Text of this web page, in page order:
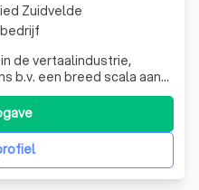
de vertaalindustrie,
b.v. een breed scala aan
is om jouw
taal die je nodig hebt.
groot project in 26
Zuidvelde